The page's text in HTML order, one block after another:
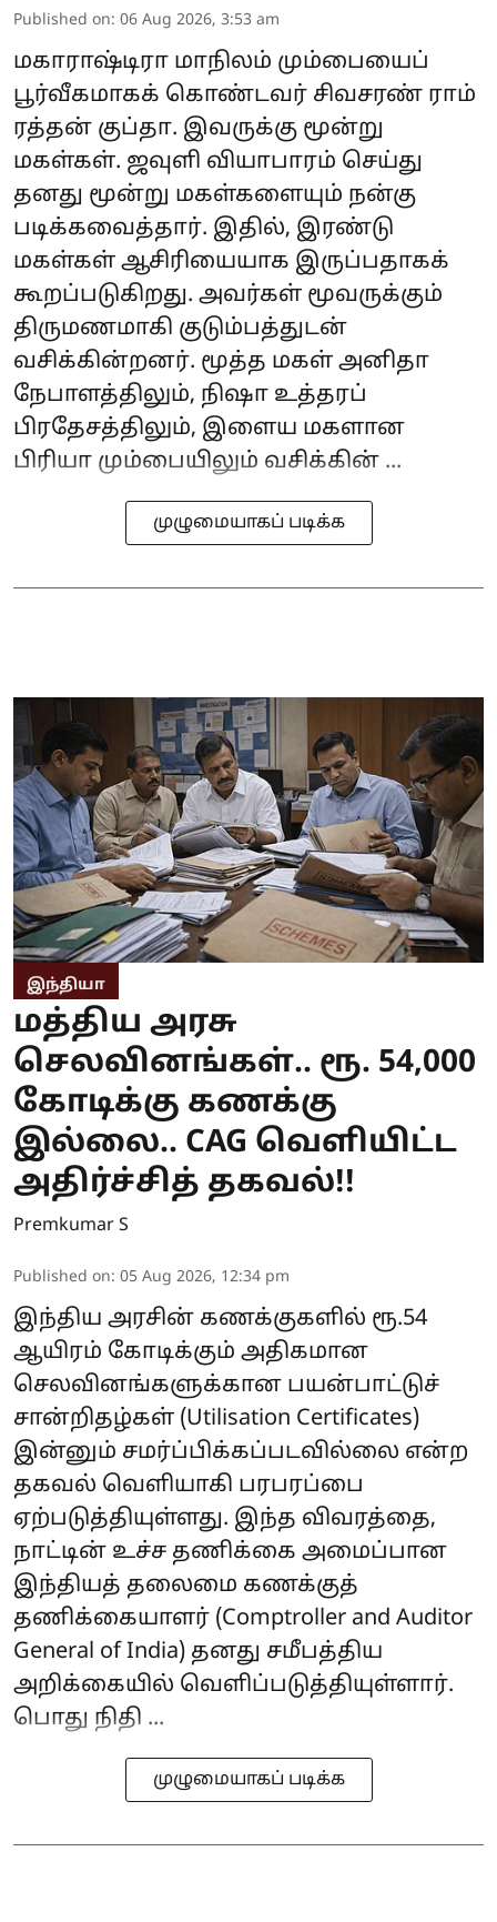
Published on: 06 Aug 2026, 3:53 am
மகாராஷ்டிரா மாநிலம் மும்பையைப்
பூர்வீகமாகக் கொண்டவர் சிவசரண் ராம்
ரத்தன் குப்தா. இவருக்கு மூன்று
மகள்கள். ஜவுளி வியாபாரம் செய்து
தனது மூன்று மகள்களையும் நன்கு
படிக்கவைத்தார். இதில், இரண்டு
மகள்கள் ஆசிரியையாக இருப்பதாகக்
கூறப்படுகிறது. அவர்கள் மூவருக்கும்
திருமணமாகி குடும்பத்துடன்
வசிக்கின்றனர். மூத்த மகள் அனிதா
நேபாளத்திலும், நிஷா உத்தரப்
பிரதேசத்திலும், இளைய மகளான
பிரியா மும்பையிலும் வசிக்கின் ...
முழுமையாகப் படிக்க
இந்தியா
மத்திய அரசு
செலவினங்கள்.. ரூ. 54,000
கோடிக்கு கணக்கு
இல்லை.. CAG வெளியிட்ட
அதிர்ச்சித் தகவல்!!
Premkumar S
Published on: 05 Aug 2026, 12:34 pm
இந்திய அரசின் கணக்குகளில் ரூ.54
ஆயிரம் கோடிக்கும் அதிகமான
செலவினங்களுக்கான பயன்பாட்டுச்
சான்றிதழ்கள் (Utilisation Certificates)
இன்னும் சமர்ப்பிக்கப்படவில்லை என்ற
தகவல் வெளியாகி பரபரப்பை
ஏற்படுத்தியுள்ளது. இந்த விவரத்தை,
நாட்டின் உச்ச தணிக்கை அமைப்பான
இந்தியத் தலைமை கணக்குத்
தணிக்கையாளர் (Comptroller and Auditor
General of India) தனது சமீபத்திய
அறிக்கையில் வெளிப்படுத்தியுள்ளார்.
பொது நிதி ...
முழுமையாகப் படிக்க